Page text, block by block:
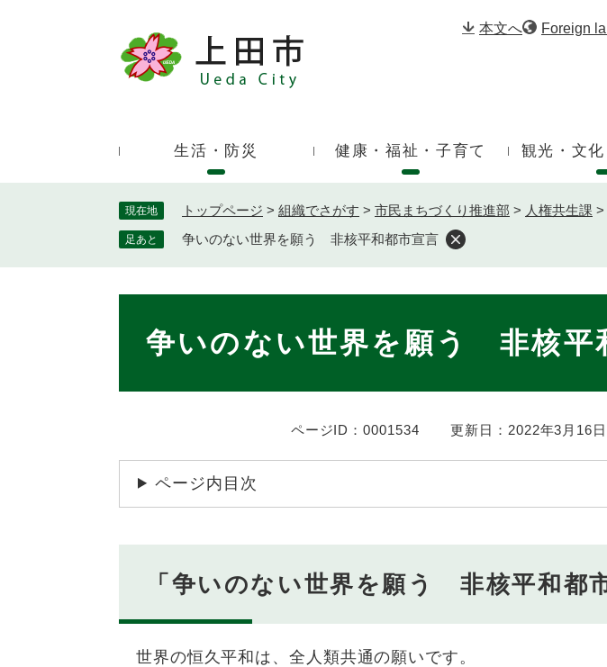
。
本文へ Foreign
ド
生活・防災 健康・福祉・子育て 観光・文
現在地 トップページ > 組織でさがす > 市民まちづくり推進部 > 人権共生課 >
足あと 争いのない世界を願う 非核平和都市宣言
争いのない世界を願う 非核平
ページID：0001534 更新日：2022年3月16
ページ内目次
「争いのない世界を願う 非核平和都
世界の恒久平和は、全人類共通の願いです。